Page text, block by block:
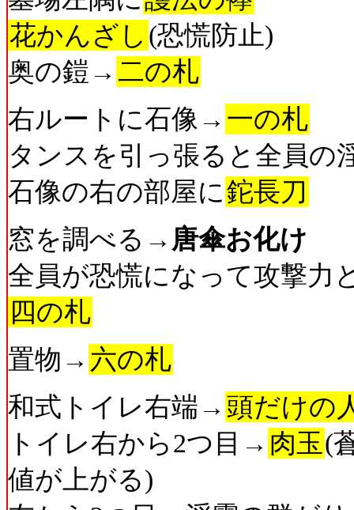
花かんざし (恐慌防止)
奥の鎧→ 二の札
右ルートに石像→ 一の札
タンスを引っ張ると全員の
石像の右の部屋に鉈長刀
窓を調べる→ 唐傘お化け
全員が恐慌になって攻撃力
四の札
置物→ 六の札
和式トイレ右端→ 頭だけの
トイレ右から2つ目→ 肉玉(
値が上がる)